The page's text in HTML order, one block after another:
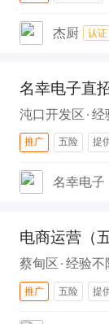
杰厨 认证
沌口开发区 经
推广 五险 提
名幸电子
蔡甸区 经验不
推广 五险 提